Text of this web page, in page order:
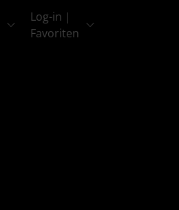
Log-in |
Favoriten